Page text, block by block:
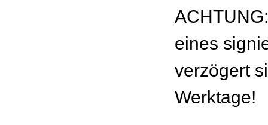
eines
verzögert
Werktage!